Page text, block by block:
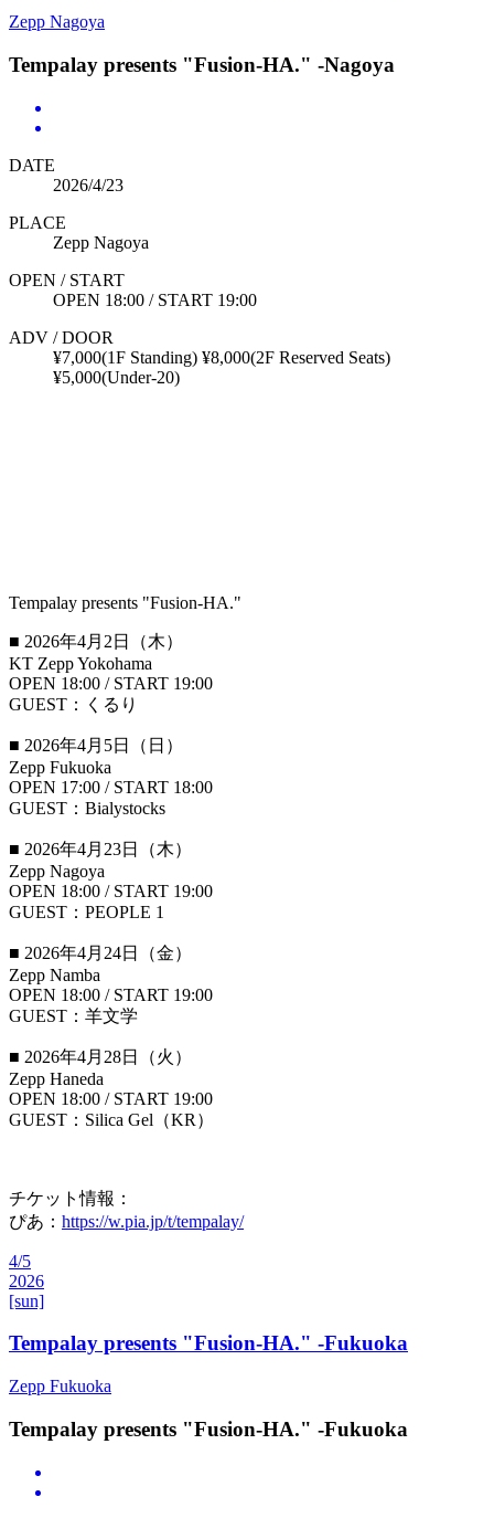
Zepp Nagoya
Tempalay presents "Fusion-HA." -Nagoya
DATE
2026/4/23
PLACE
Zepp Nagoya
OPEN / START
OPEN 18:00 / START 19:00
ADV / DOOR
¥7,000(1F Standing) ¥8,000(2F Reserved Seats)
¥5,000(Under-20)
Tempalay presents "Fusion-HA."
■ 2026年4月2日（木）
KT Zepp Yokohama
OPEN 18:00 / START 19:00
GUEST：くるり
■ 2026年4月5日（日）
Zepp Fukuoka
OPEN 17:00 / START 18:00
GUEST：Bialystocks
■ 2026年4月23日（木）
Zepp Nagoya
OPEN 18:00 / START 19:00
GUEST：PEOPLE 1
■ 2026年4月24日（金）
Zepp Namba
OPEN 18:00 / START 19:00
GUEST：羊文学
■ 2026年4月28日（火）
Zepp Haneda
OPEN 18:00 / START 19:00
GUEST：Silica Gel（KR）
チケット情報：
ぴあ： https://w.pia.jp/t/tempalay/
4/5
2026
[sun]
Tempalay presents "Fusion-HA." -Fukuoka
Zepp Fukuoka
Tempalay presents "Fusion-HA." -Fukuoka